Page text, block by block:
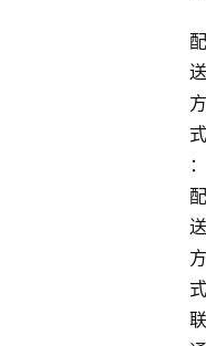
配
送
方
式
：
配
送
方
式
联